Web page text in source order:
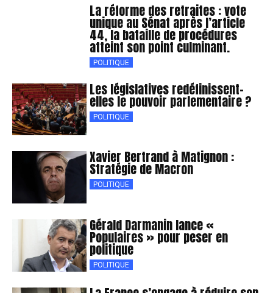
La réforme des retraites : vote
unique au Sénat après l’article
44, la bataille de procédures
atteint son point culminant.
POLITIQUE
Les législatives redéfinissent-
elles le pouvoir parlementaire ?
POLITIQUE
Xavier Bertrand à Matignon :
Stratégie de Macron
POLITIQUE
Gérald Darmanin lance «
Populaires » pour peser en
politique
POLITIQUE